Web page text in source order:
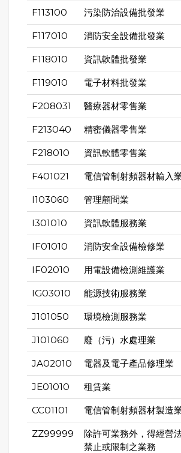
F113100 污染防治設備批發業
F117010 消防安全設備批發業
F118010 資訊軟體批發業
F119010 電子材料批發業
F208031 醫療器材零售業
F213040 精密儀器零售業
F218010 資訊軟體零售業
F401021 電信管制射頻器材輸入
I103060 管理顧問業
I301010 資訊軟體服務業
IF01010 消防安全設備檢修業
IF02010 用電設備檢測維護業
IG03010 能源技術服務業
J101050 環境檢測服務業
J101060 廢（污）水處理業
JA02010 電器及電子產品修理業
JE01010 租賃業
CC01101 電信管制射頻器材製造
ZZ99999
除許可業務外，得經營
禁止或限制之業務